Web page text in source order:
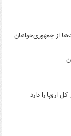
از جمهوری‌خواهان
اروپا را دارد